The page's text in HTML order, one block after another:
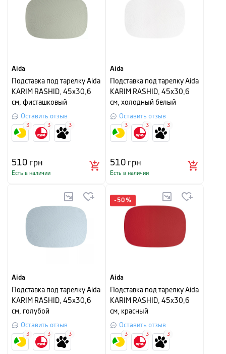
Aida
Подставка под тарелку Aida
KARIM RASHID, 45х30,6
см, фисташковый
Оставить отзыв
510грн
Есть в наличии
3 3 3
Aida
Подставка под тарелку Aida
KARIM RASHID, 45х30,6
см, холодный белый
Оставить отзыв
510грн
Есть в наличии
3 3 3
Aida
Подставка под тарелку Aida
KARIM RASHID, 45х30,6
см, голубой
Оставить отзыв
3 3 3
-50 %
Aida
Подставка под тарелку Aida
KARIM RASHID, 45х30,6
см, красный
Оставить отзыв
3 3 3